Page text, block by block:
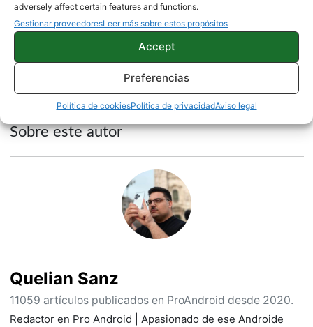
adversely affect certain features and functions.
Gestionar proveedoresLeer más sobre estos propósitos
Accept
Preferencias
Política de cookiesPolítica de privacidadAviso legal
Fuente | 9to5google
NOTICIAS
Sobre este autor
Quelian Sanz
11059 artículos publicados en ProAndroid desde 2020.
Redactor en Pro Android | Apasionado de ese Androide